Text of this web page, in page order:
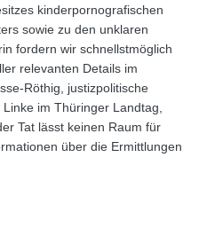
kinderpornografischen
sowie zu den unklaren
fordern wir schnellstmöglich
relevanten Details im
Röthig, justizpolitische
im Thüringer Landtag,
Tat lässt keinen Raum für
über die Ermittlungen